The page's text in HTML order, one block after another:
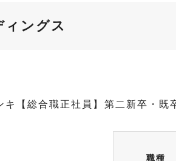
ィングス
【総合職正社員】第二新卒・既
職種